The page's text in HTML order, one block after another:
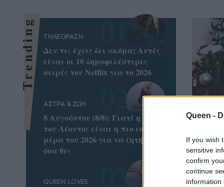
Queen -
If you wish
sensitive
confirm
continue
information
Trending ΤΗΛΕΟΡΑΣΗ
Δεν τις έχεις δει ακόμα; Αυτές
είναι οι 10 δημοφιλέστερες
σειρές του Netflix για το 2026
ΑΣΤΡΑ & ΖΩΗ
8 Aυγούστου (8/8): Γιατί η Πύλη
του Λέοντος είναι η πιο ισχυρή
μέρα του 2026 για να ζητήσεις
όσα θες
QUEEN LOVES